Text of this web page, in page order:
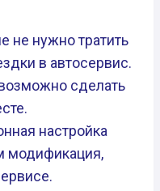
не нужно тратить
в автосервис.
сделать
настройка
модификация,